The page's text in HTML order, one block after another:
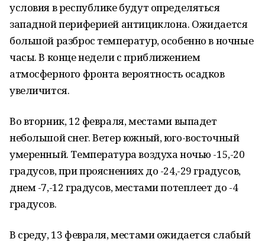
условия в республике будут определяться
западной периферией антициклона. Ожидается
большой разброс температур, особенно в ночные
часы. В конце недели с приближением
атмосферного фронта вероятность осадков
увеличится.
Во вторник, 12 февраля, местами выпадет
небольшой снег. Ветер южный, юго-восточный
умеренный. Температура воздуха ночью -15,-20
градусов, при прояснениях до -24,-29 градусов,
днем -7,-12 градусов, местами потеплеет до -4
градусов.
В среду, 13 февраля, местами ожидается слабый